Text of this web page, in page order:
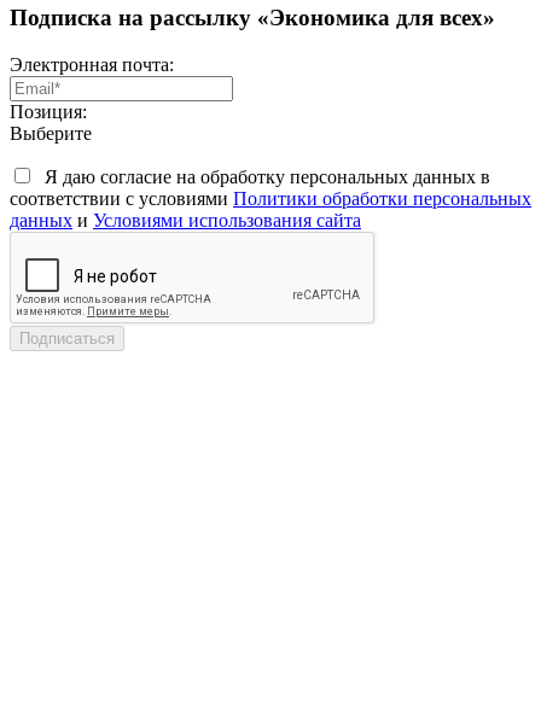
Подписка на рассылку «Экономика для всех»
Электронная почта:
Позиция:
Выберите
Я даю согласие на обработку персональных данных в
соответствии с условиями Политики обработки персональных
данных и Условиями использования сайта
Подписаться